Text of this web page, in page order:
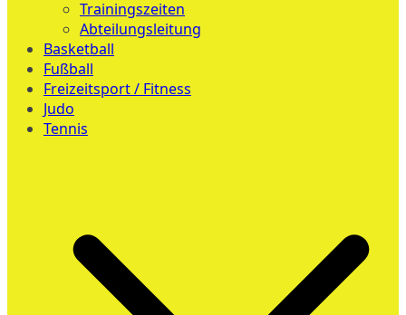
Trainingszeiten
Abteilungsleitung
Basketball
Fußball
Freizeitsport / Fitness
Judo
Tennis